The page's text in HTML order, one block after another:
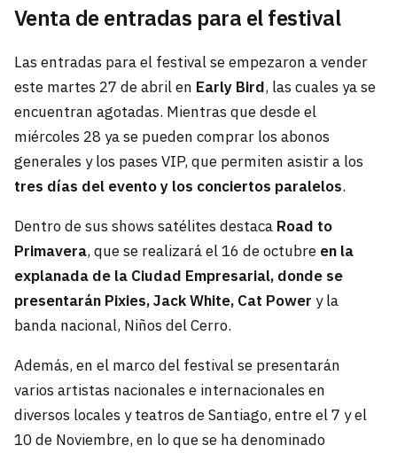
Venta de entradas para el festival
Las entradas para el festival se empezaron a vender
este martes 27 de abril en Early Bird, las cuales ya se
encuentran agotadas. Mientras que desde el
miércoles 28 ya se pueden comprar los abonos
generales y los pases VIP, que permiten asistir a los
tres días del evento y los conciertos paralelos.
Dentro de sus shows satélites destaca Road to
Primavera, que se realizará el 16 de octubre en la
explanada de la Ciudad Empresarial, donde se
presentarán Pixies, Jack White, Cat Power y la
banda nacional, Niños del Cerro.
Además, en el marco del festival se presentarán
varios artistas nacionales e internacionales en
diversos locales y teatros de Santiago, entre el 7 y el
10 de Noviembre, en lo que se ha denominado